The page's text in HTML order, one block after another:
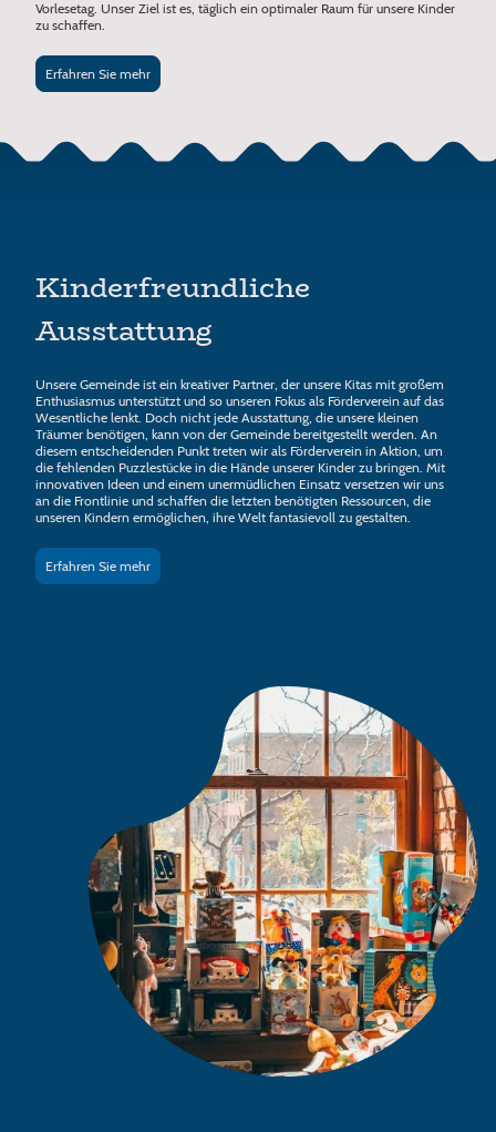
Vorlesetag. Unser Ziel ist es, täglich ein optimaler Raum für unsere Kinder
zu schaffen.
Erfahren Sie mehr
Kinderfreundliche
Ausstattung
Unsere Gemeinde ist ein kreativer Partner, der unsere Kitas mit großem
Enthusiasmus unterstützt und so unseren Fokus als Förderverein auf das
Wesentliche lenkt. Doch nicht jede Ausstattung, die unsere kleinen
Träumer benötigen, kann von der Gemeinde bereitgestellt werden. An
diesem entscheidenden Punkt treten wir als Förderverein in Aktion, um
die fehlenden Puzzlestücke in die Hände unserer Kinder zu bringen. Mit
innovativen Ideen und einem unermüdlichen Einsatz versetzen wir uns
an die Frontlinie und schaffen die letzten benötigten Ressourcen, die
unseren Kindern ermöglichen, ihre Welt fantasievoll zu gestalten.
Erfahren Sie mehr